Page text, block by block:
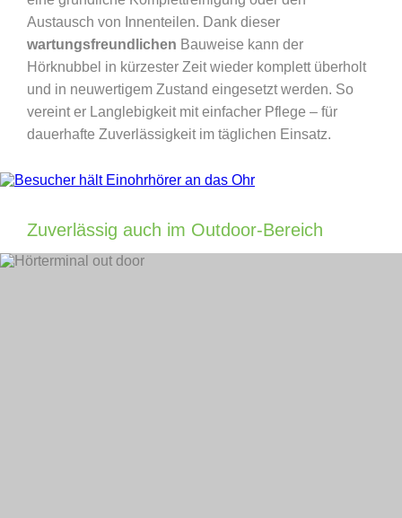
Austausch von Innenteilen. Dank dieser
wartungsfreundlichen Bauweise kann der
Hörknubbel in kürzester Zeit wieder komplett überholt
und in neuwertigem Zustand eingesetzt werden. So
vereint er Langlebigkeit mit einfacher Pflege – für
dauerhafte Zuverlässigkeit im täglichen Einsatz.
Zuverlässig auch im Outdoor-Bereich